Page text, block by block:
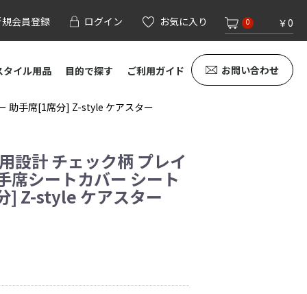
会員登録 ログイン お気に入り 0 ￥0
タイル用品 目的で探す ご利用ガイド お問い合わせ
助手席[1席分] Z-style ケアスター
設計 チェック柄 プレイ
席シートカバー シート
] Z-style ケアスター